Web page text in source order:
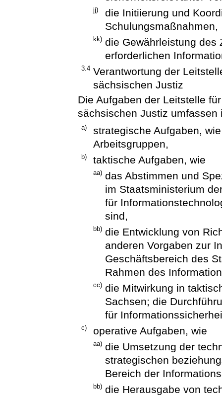
jj)
die Initiierung und
Schulungsmaßnahmen,
kk) die Gewährleistung des
erforderlichen
3.4 Verantwortung der
sächsischen Justiz
Die Aufgaben der Leitstelle
sächsischen Justiz umfassen
a)
strategische Aufgaben,
Arbeitsgruppen,
b) taktische Aufgaben, wie
aa) das Abstimmen und
im Staatsministerium
für
sind,
bb) die Entwicklung von
anderen Vorgaben zur
Geschäftsbereich des
Rahmen des
cc) die Mitwirkung in
Sachsen; die
für
c) operative Aufgaben, wie
aa) die Umsetzung der
strategischen
Bereich der
bb) die Herausgabe von